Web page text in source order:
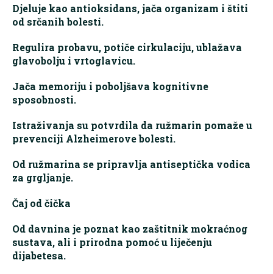
Djeluje kao antioksidans, jača organizam i štiti
od srčanih bolesti.
Regulira probavu, potiče cirkulaciju, ublažava
glavobolju i vrtoglavicu.
Jača memoriju i poboljšava kognitivne
sposobnosti.
Istraživanja su potvrdila da ružmarin pomaže u
prevenciji Alzheimerove bolesti.
Od ružmarina se pripravlja antiseptička vodica
za grgljanje.
Čaj od čička
Od davnina je poznat kao zaštitnik mokraćnog
sustava, ali i prirodna pomoć u liječenju
dijabetesa.